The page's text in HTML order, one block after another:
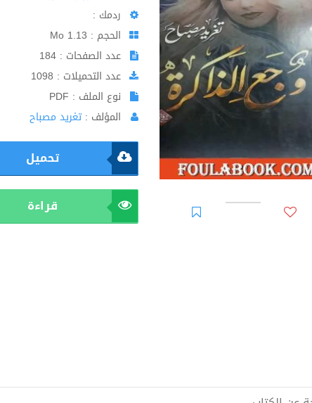
ردمك :
الحجم : 1.13 Mo
عدد الصفحات : 184
عدد التحميلات : 1098
نوع الملف : PDF
المؤلف : تغريد مصباح
تحميل
قراءة